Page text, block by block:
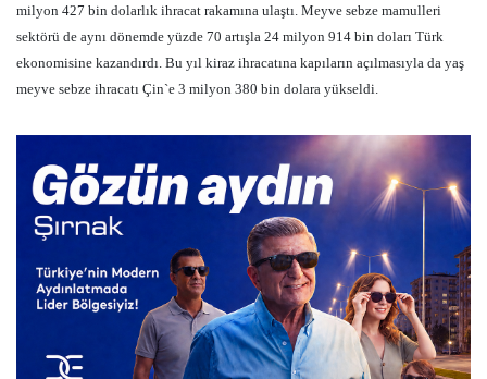
milyon 427 bin dolarlık ihracat rakamına ulaştı. Meyve sebze mamulleri
sektörü de aynı dönemde yüzde 70 artışla 24 milyon 914 bin doları Türk
ekonomisine kazandırdı. Bu yıl kiraz ihracatına kapıların açılmasıyla da yaş
meyve sebze ihracatı Çin`e 3 milyon 380 bin dolara yükseldi.